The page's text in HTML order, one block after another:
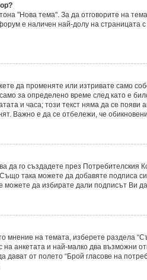
"Нова тема". За да отговорите на
е наличен най-долу на
да променяте или изтривате само
за определено време след като е
и часа; този текст няма да се
Важно е да се отбележи, че
да го създадете през
така можете да добавяте подписа
да избирате дали подписът Ви
мнение на темата, изберете раздела
анкетата и най-малко два възможни
дават от полето “Брой гласове на